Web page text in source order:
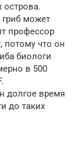
острова.
гриб может
профессор
потому что он
биологи
в 500
долгое время
до таких